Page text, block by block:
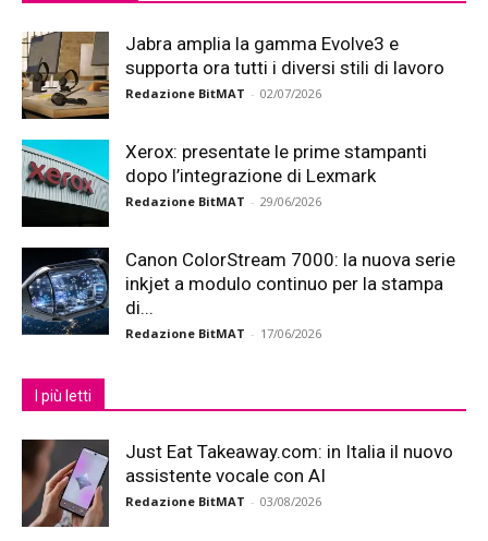
Jabra amplia la gamma Evolve3 e
supporta ora tutti i diversi stili di lavoro
Redazione BitMAT - 02/07/2026
Xerox: presentate le prime stampanti
dopo l’integrazione di Lexmark
Redazione BitMAT - 29/06/2026
Canon ColorStream 7000: la nuova serie
inkjet a modulo continuo per la stampa
di...
Redazione BitMAT - 17/06/2026
I più letti
Just Eat Takeaway.com: in Italia il nuovo
assistente vocale con AI
Redazione BitMAT - 03/08/2026